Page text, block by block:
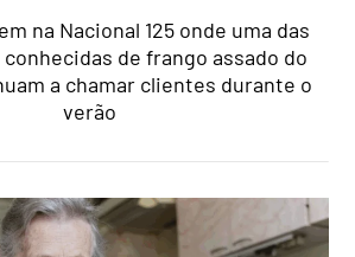
na Nacional 125 onde uma das
de frango assado do
a chamar clientes durante o
verão